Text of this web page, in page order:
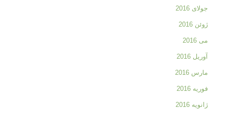
جولای 2016
ژوئن 2016
می 2016
آوریل 2016
مارس 2016
فوریه 2016
ژانویه 2016